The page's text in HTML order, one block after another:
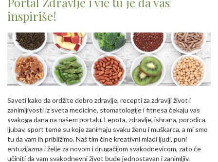
inspiriše!
Saveti kako da ordžite dobro zdravlje, recepti za zdraviji život i
zanimljivosti iz sveta medicine, stomatologije i fitnesa čekaju vas
svakoga dana na našem portalu. Lepota, zdravlje, ishrana, porodica,
ljubav, sport teme su koje zanimaju svaku ženu i muškarca, a mi smo
tu da vam ih približimo. Naš tim čine kreativni mladi ljudi, puni
entuzijazma i želje za novom i drugačijom svakodnevicom, zato će
učiniti da vam svakodnevni život bude jednostavan i zanimljiv.